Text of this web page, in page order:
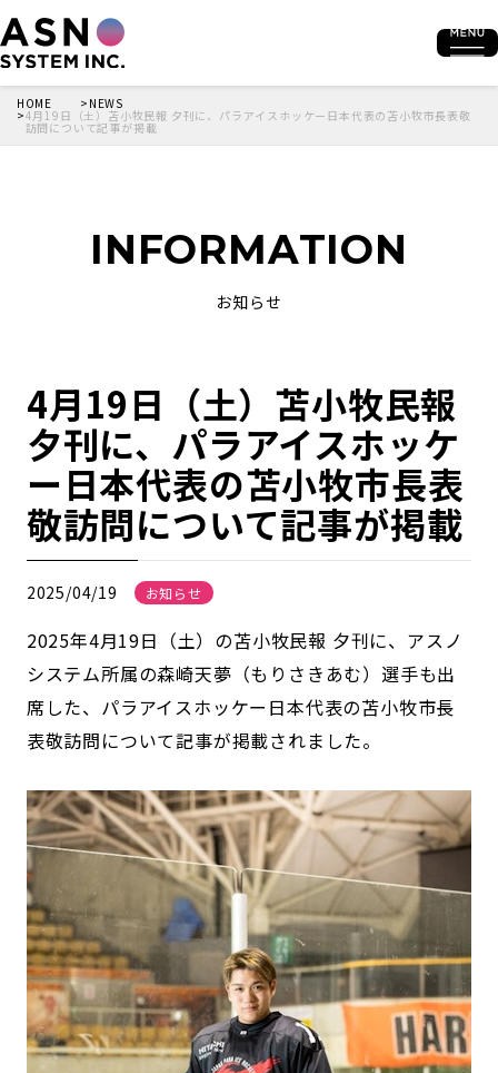
HOME NEWS
4月19日（土）苫小牧民報 夕刊に、パラアイスホッケー日本代表の苫小牧市長表敬
訪問について記事が掲載
INFORMATION
お知らせ
4月19日（土）苫小牧民報
夕刊に、パラアイスホッケ
ー日本代表の苫小牧市長表
敬訪問について記事が掲載
2025/04/19 お知らせ
2025年4月19日（土）の苫小牧民報 夕刊に、アスノ
システム所属の森崎天夢（もりさきあむ）選手も出
席した、パラアイスホッケー日本代表の苫小牧市長
表敬訪問について記事が掲載されました。